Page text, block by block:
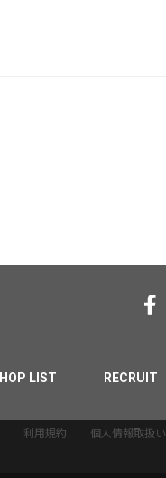
LIST RECRUIT
利用規約 個人情報取扱い